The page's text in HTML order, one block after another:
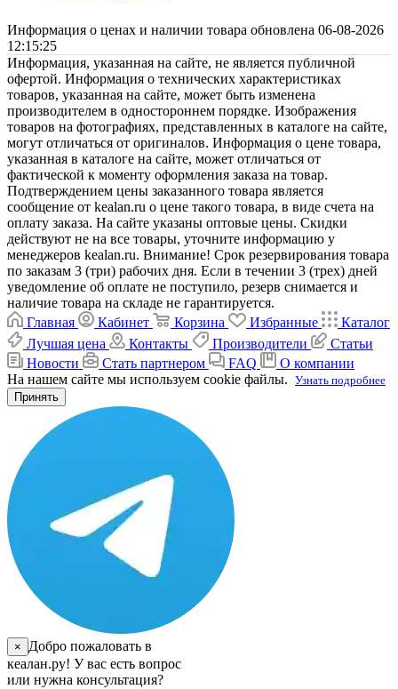
Информация о ценах и наличии товара обновлена 06-08-2026
12:15:25
Информация, указанная на сайте, не является публичной
офертой. Информация о технических характеристиках
товаров, указанная на сайте, может быть изменена
производителем в одностороннем порядке. Изображения
товаров на фотографиях, представленных в каталоге на сайте,
могут отличаться от оригиналов. Информация о цене товара,
указанная в каталоге на сайте, может отличаться от
фактической к моменту оформления заказа на товар.
Подтверждением цены заказанного товара является
сообщение от kealan.ru о цене такого товара, в виде счета на
оплату заказа. На сайте указаны оптовые цены. Скидки
действуют не на все товары, уточните информацию у
менеджеров kealan.ru. Внимание! Срок резервирования товара
по заказам 3 (три) рабочих дня. Если в течении 3 (трех) дней
уведомление об оплате не поступило, резерв снимается и
наличие товара на складе не гарантируется.
Главная
Кабинет Корзина Избранные
Каталог
Лучшая цена
Контакты Производители
Статьи
Новости
Стать партнером FAQ
О компании
На нашем сайте мы используем cookie файлы. Узнать подробнее
Принять
×
Добро пожаловать в
кеалан.ру! У вас есть вопрос
или нужна консультация?